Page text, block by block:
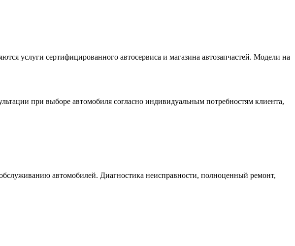
услуги сертифицированного автосервиса и магазина автозапчастей. Модели на
при выборе автомобиля согласно индивидуальным потребностям клиента,
автомобилей. Диагностика неисправности, полноценный ремонт,